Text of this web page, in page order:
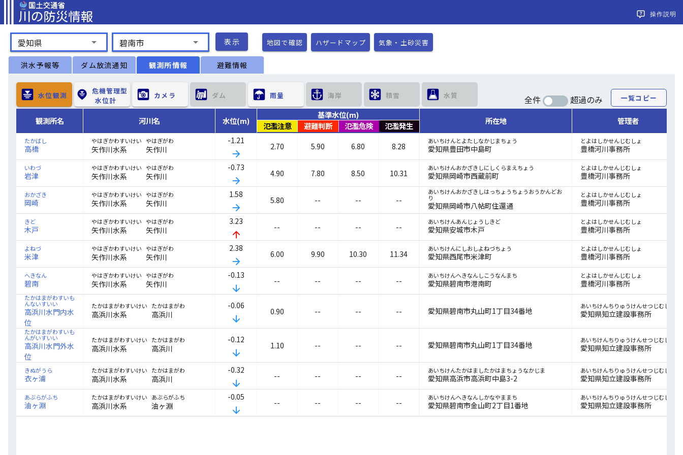
操作説明
愛知県 arrow_drop_down 碧南市 arrow_drop_down 表示 地図で確認 ハザードマップ 気象・土砂災害
洪水予報等 ダム放流通知 観測所情報 避難情報
水位観測
危機管理型
水位計
カメラ ダム 雨量 海岸 積雪 水質 全件 超過のみ 一覧コピー
観測所名 河川名 水位(m)
基準水位(m)
氾濫注意
避難判断 氾濫危険 氾濫発生 所在地 管理者
たかばし
高橋
やはぎかわすいけい
矢作川水系
やはぎがわ
矢作川
-1.21
arrow_forward
2.70 5.90 6.80 8.28
あいちけんとよたしなかじまちょう
愛知県豊田市中島町
とよはしかせんじむしょ
豊橋河川事務所
いわづ
岩津
やはぎかわすいけい
矢作川水系
やはぎがわ
矢作川
-0.73
arrow_forward
4.90 7.80 8.50 10.31
あいちけんおかざきしにしくらまえちょう
愛知県岡崎市西蔵前町
とよはしかせんじむしょ
豊橋河川事務所
おかざき
岡崎
やはぎかわすいけい
矢作川水系
やはぎがわ
矢作川
1.58
arrow_forward
5.80 -- -- --
あいちけんおかざきしはっちょうちょうおうかんどお
り
愛知県岡崎市八帖町住還通
とよはしかせんじむしょ
豊橋河川事務所
きど
木戸
やはぎかわすいけい
矢作川水系
やはぎがわ
矢作川
3.23
arrow_upward
-- -- -- --
あいちけんあんじょうしきど
愛知県安城市木戸
とよはしかせんじむしょ
豊橋河川事務所
よねづ
米津
やはぎかわすいけい
矢作川水系
やはぎがわ
矢作川
2.38
arrow_forward
6.00 9.90 10.30 11.34
あいちけんにしおしよねづちょう
愛知県西尾市米津町
とよはしかせんじむしょ
豊橋河川事務所
へきなん
碧南
やはぎかわすいけい
矢作川水系
やはぎがわ
矢作川
-0.13
arrow_downward
-- -- -- --
あいちけんへきなんしこうなんまち
愛知県碧南市港南町
とよはしかせんじむしょ
豊橋河川事務所
たかはまがわすいも
んないすいい
高浜川水門内水
位
たかはまがわすいけい
高浜川水系
たかはまがわ
高浜川
-0.06
arrow_downward
0.90 -- -- -- 愛知県碧南市丸山町1丁目34番地 あいちけんちりゅうけんせつじむしょ
愛知県知立建設事務所
たかはまがわすいも
んがいすいい
高浜川水門外水
位
たかはまがわすいけい
高浜川水系
たかはまがわ
高浜川
-0.12
arrow_downward
1.10 -- -- -- 愛知県碧南市丸山町1丁目34番地 あいちけんちりゅうけんせつじむしょ
愛知県知立建設事務所
きぬがうら
衣ヶ浦
たかはまがわすいけい
高浜川水系
たかはまがわ
高浜川
-0.32
arrow_downward
-- -- -- --
あいちけんたかはましたかはまちょうなかじま
愛知県高浜市高浜町中島3-2
あいちけんちりゅうけんせつじむしょ
愛知県知立建設事務所
あぶらがふち
油ヶ淵
たかはまがわすいけい
高浜川水系
あぶらがふち
油ヶ淵
-0.05
arrow_downward
-- -- -- --
あいちけんへきなんしかなやままち
愛知県碧南市金山町2丁目1番地
あいちけんちりゅうけんせつじむしょ
愛知県知立建設事務所